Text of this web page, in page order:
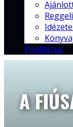
PontJézus
A